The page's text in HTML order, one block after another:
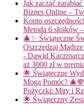
Jak zacząć
Biznes Online –
Konto
Metoda 6 słoików
🎄✨ Świąteczne
Oszczędzaj
- Dawid
aż 3000 zł w
🌟 Świąteczne
Mogą Pomóc?
Pożyczki: Mity i
🌟 Świąteczny